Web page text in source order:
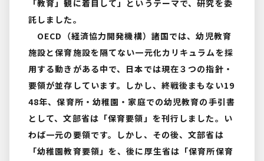
「教育」観に着目して」というテーマで、研究を委
託しました。
OECD（経済協力開発機構）諸国では、幼児教育
施設と保育施設を隔てない一元化カリキュラムを採
用する動きがある中で、日本では現在３つの指針・
要領が並存しています。しかし、終戦後まもない19
48年、保育所・幼稚園・家庭での幼児教育の手引書
として、文部省は「保育要領」を刊行しました。い
わば一元の要領です。しかし、その後、文部省は
「幼稚園教育要領」を、後に厚生省は「保育所保育